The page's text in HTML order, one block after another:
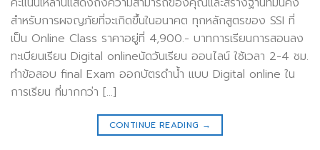
สำหรับการผจญภัยที่จะเกิดขึ้นในอนาคต ทุกหลักสูตรของ SSI ที่
เป็น Online Class ราคาอยู่ที่ 4,900.- บาทการเรียนการสอนลง
ทะเบียนเรียน Digital onlineนัดวันเรียน ออนไลน์ ใช้เวลา 2-4 ชม.
ทำข้อสอบ final Exam ออกบัตรดำน้ำ แบบ Digital online ใน
การเรียน ที่มากกว่า […]
CONTINUE READING →